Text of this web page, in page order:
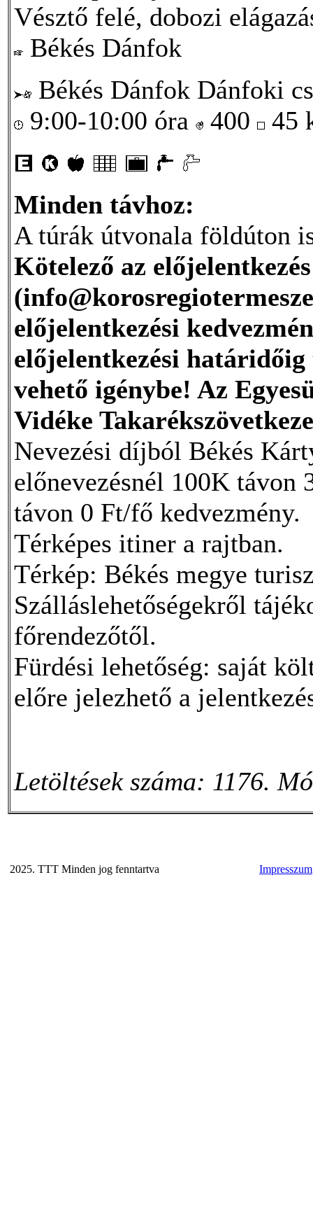
Vésztő felé, dobozi
Békés Dánfok
Békés Dánfok Dánfoki
9:00-10:00 óra
400 45
Minden távhoz:
A túrák útvonala földúton
Kötelező az
előjelentkezési
előjelentkezési határidőig
vehető igénybe! Az
Vidéke
Nevezési díjból Békés
előnevezésnél 100K
távon 0 Ft/fő kedvezmény.
Térképes itiner a rajtban.
Térkép: Békés megye
Szálláslehetőségekről
főrendezőtől.
Fürdési lehetőség: saját
előre jelezhető a
Letöltések száma: 1176.
2025. TTT Minden jog fenntartva Impresszum